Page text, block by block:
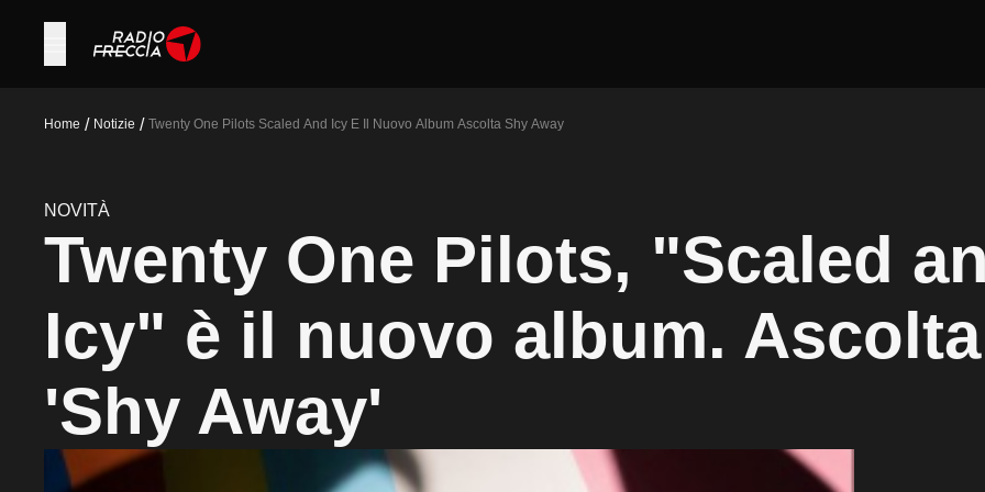
Home / Notizie / Twenty One Pilots Scaled And Icy E Il Nuovo Album Ascolta Shy Away
NOVITÀ
Twenty One Pilots, "Scaled
Icy" è il nuovo album. Ascolta
'Shy Away'